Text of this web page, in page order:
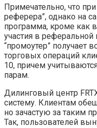
Примечательно, что
реферера”, однако на
программа, кроме как
участия в реферальной
“промоутер” получает
торговых операций
10, причем
парам.
Дилинговый центр
систему. Клиентам
но зачастую за таким
Так, пользователей